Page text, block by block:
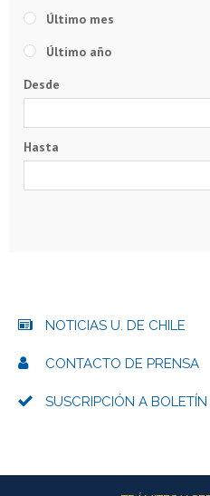
Último mes
Último año
Desde
Hasta
NOTICIAS U. DE CHILE
CONTACTO DE PRENSA
SUSCRIPCIÓN A BOLETÍN
Más información